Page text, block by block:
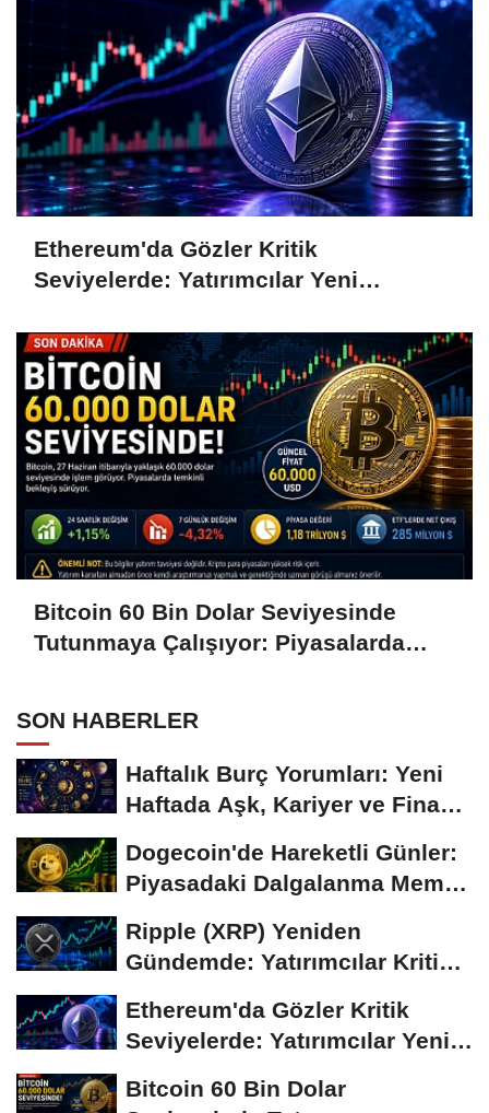
Ethereum'da Gözler Kritik
Seviyelerde: Yatırımcılar Yeni
Bitcoin 60 Bin Dolar Seviyesinde
Tutunmaya Çalışıyor: Piyasalarda
SON HABERLER
Haftalık Burç Yorumları: Yeni
Haftada Aşk, Kariyer ve Finans
Dogecoin'de Hareketli Günler:
Piyasadaki Dalgalanma Meme
Ripple (XRP) Yeniden
Gündemde: Yatırımcılar Kritik
Ethereum'da Gözler Kritik
Seviyelerde: Yatırımcılar Yeni
Bitcoin 60 Bin Dolar